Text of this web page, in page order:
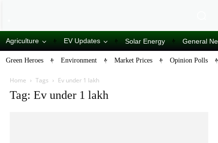
Agriculture EV Updates Solar Energy General
Green Heroes Environment Market Prices Opinion Polls
Home Tags Ev under 1 lakh
Tag: Ev under 1 lakh